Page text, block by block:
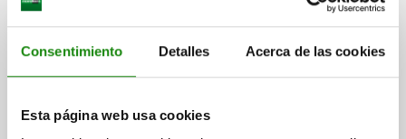
Consentimiento Detalles Acerca de las cookies
Esta página web usa cookies
DETALLES